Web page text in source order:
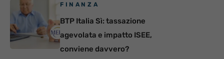
FINANZA
BTP Italia Sì: tassazione
agevolata e impatto ISEE,
conviene davvero?